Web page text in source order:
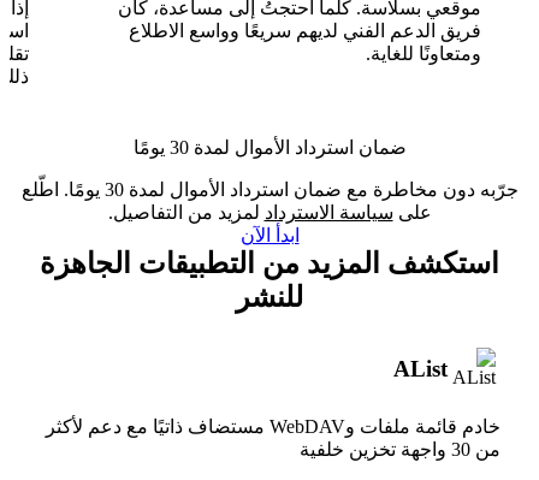
موقعي بسلاسة. كلما احتجتُ إلى مساعدة، كان
فريق الدعم الفني لديهم سريعًا وواسع الاطلاع
ومتعاونًا للغاية.
ضمان استرداد الأموال لمدة 30 يومًا
جرّبه دون مخاطرة مع ضمان استرداد الأموال لمدة 30 يومًا. اطّلع
على سياسة الاسترداد لمزيد من التفاصيل.
ابدأ الآن
استكشف المزيد من التطبيقات الجاهزة
للنشر
AList
خادم قائمة ملفات وWebDAV مستضاف ذاتيًا مع دعم لأكثر
من 30 واجهة تخزين خلفية